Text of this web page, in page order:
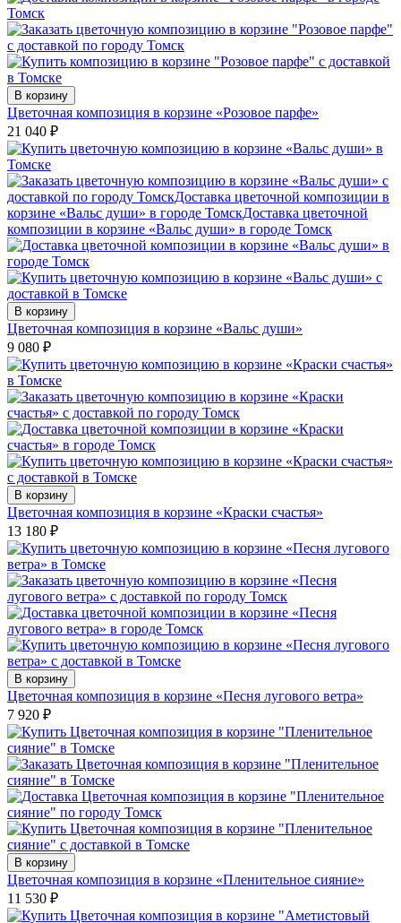
В корзину
Цветочная композиция в корзине «Розовое парфе»
21 040 ₽
В корзину
Цветочная композиция в корзине «Вальс души»
9 080 ₽
В корзину
Цветочная композиция в корзине «Краски счастья»
13 180 ₽
В корзину
Цветочная композиция в корзине «Песня лугового ветра»
7 920 ₽
В корзину
Цветочная композиция в корзине «Пленительное сияние»
11 530 ₽